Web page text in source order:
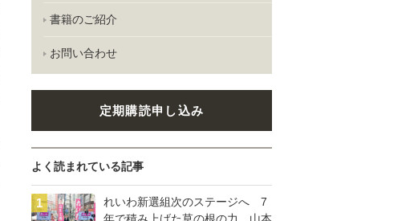
書籍のご紹介
お問い合わせ
定期購読申し込み
よく読まれている記事
れいわ新選組次のステージへ 7